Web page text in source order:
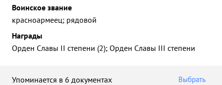
Воинское звание
красноармеец; рядовой
Награды
Орден Славы II степени (2); Орден Славы III степени
Упоминается в 6 документах Выбрать